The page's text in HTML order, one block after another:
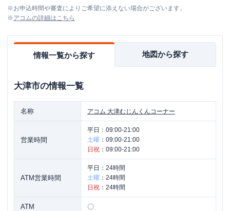
※お申込時間や審査によりご希望に添えない場合がございます。
※アコムの詳細はこちら
情報一覧から探す 地図から探す
大津市の情報一覧
名称 アコム 大津むじんくんコーナー
営業時間
平日： 09:00-21:00
土曜 ： 09:00-21:00
日祝 ： 09:00-21:00
ATM営業時間
平日： 24時間
土曜 ： 24時間
日祝 ： 24時間
ATM 〇